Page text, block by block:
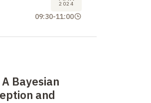
2024
09:30-11:00
Bayesian
and